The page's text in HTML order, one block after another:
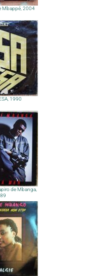
Mbappé, 2004
1990
de Mbanga,